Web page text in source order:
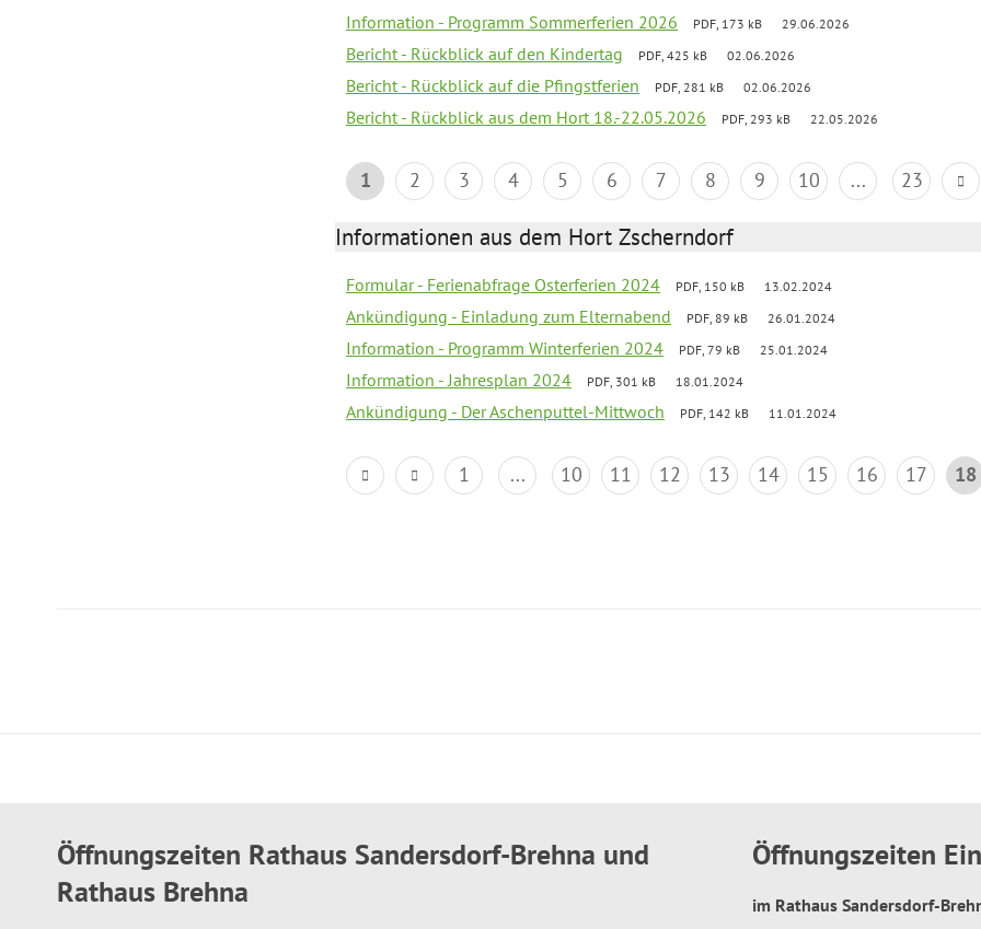
Information - Programm Sommerferien 2026 PDF, 173 kB 29.06.2026
Bericht - Rückblick auf den Kindertag PDF, 425 kB 02.06.2026
Bericht - Rückblick auf die Pfingstferien PDF, 281 kB 02.06.2026
Bericht - Rückblick aus dem Hort 18.-22.05.2026 PDF, 293 kB 22.05.2026
1 2 3 4 5 6 7 8 9 10 ... 23
Informationen aus dem Hort Zscherndorf
Formular - Ferienabfrage Osterferien 2024 PDF, 150 kB 13.02.2024
Ankündigung - Einladung zum Elternabend PDF, 89 kB 26.01.2024
Information - Programm Winterferien 2024 PDF, 79 kB 25.01.2024
Information - Jahresplan 2024 PDF, 301 kB 18.01.2024
Ankündigung - Der Aschenputtel-Mittwoch PDF, 142 kB 11.01.2024
1 ... 10 11 12 13 14 15 16 17 18
Öffnungszeiten Rathaus Sandersdorf-Brehna und
Rathaus Brehna
Öffnungszeiten
im Rathaus Sandersdorf-